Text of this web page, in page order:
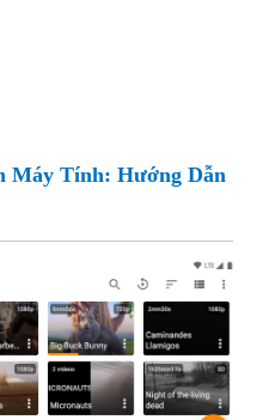
Máy Tính: Hướng Dẫn